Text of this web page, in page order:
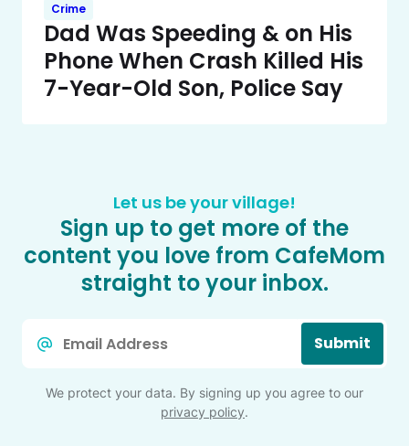
Crime
Dad Was Speeding & on His
Phone When Crash Killed His
7-Year-Old Son, Police Say
Let us be your village!
Sign up to get more of the
content you love from CafeMom
straight to your inbox.
Submit
We protect your data. By signing up you agree to our
privacy policy.